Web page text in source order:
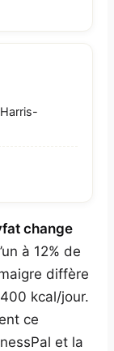
change
à 12% de
diffère
kcal/jour.
ce
et la